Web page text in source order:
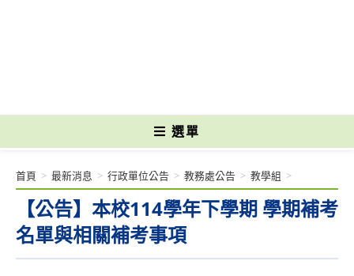
選單
【公告】本校114學年下學期 學期補考
名單與相關補考事項
首頁 > 最新消息 > 行政單位公告 > 教務處公告 > 教學組 >